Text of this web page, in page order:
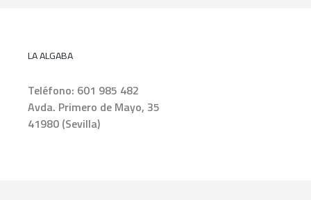
LA ALGABA
Teléfono: 601 985 482
Avda. Primero de Mayo, 35
41980 (Sevilla)